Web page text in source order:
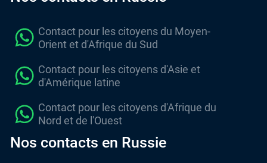
Contact pour les citoyens du Moyen-
Orient et d'Afrique du Sud
Contact pour les citoyens d'Asie et
d'Amérique latine
Contact pour les citoyens d'Afrique du
Nord et de l'Ouest
Nos contacts en Russie